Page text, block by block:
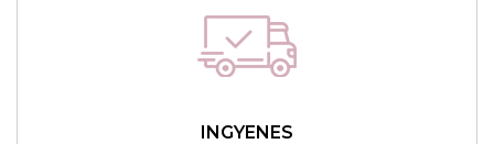
INGYENES